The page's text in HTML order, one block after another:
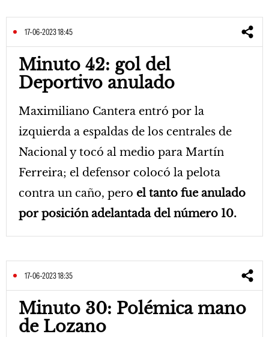
17-06-2023 18:45
Minuto 42: gol del
Deportivo anulado
Maximiliano Cantera entró por la
izquierda a espaldas de los centrales de
Nacional y tocó al medio para Martín
Ferreira; el defensor colocó la pelota
contra un caño, pero el tanto fue anulado
por posición adelantada del número 10.
17-06-2023 18:35
Minuto 30: Polémica mano
de Lozano